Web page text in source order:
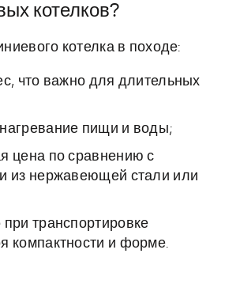
котелков?
котелка в походе:
что важно для длительных
пищи и воды;
цена по сравнению с
из нержавеющей стали или
при транспортировке
компактности и форме.